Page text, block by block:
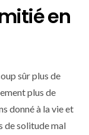
en
sûr plus de
plus de
donné à la vie et
de solitude mal